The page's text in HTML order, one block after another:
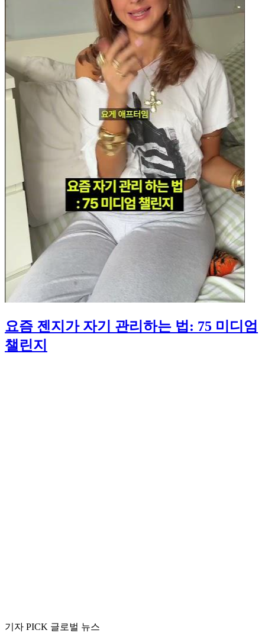
요즘 젠지가 자기 관리하는 법: 75 미디엄
챌린지
기자 PICK 글로벌 뉴스